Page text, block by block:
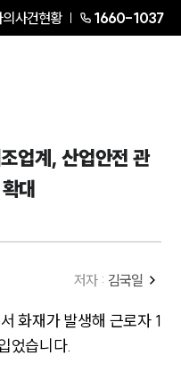
의사건현황 1660-1037
업계, 산업안전 관
대
저자 : 김국일
화재가 발생해 근로자 1
었습니다.